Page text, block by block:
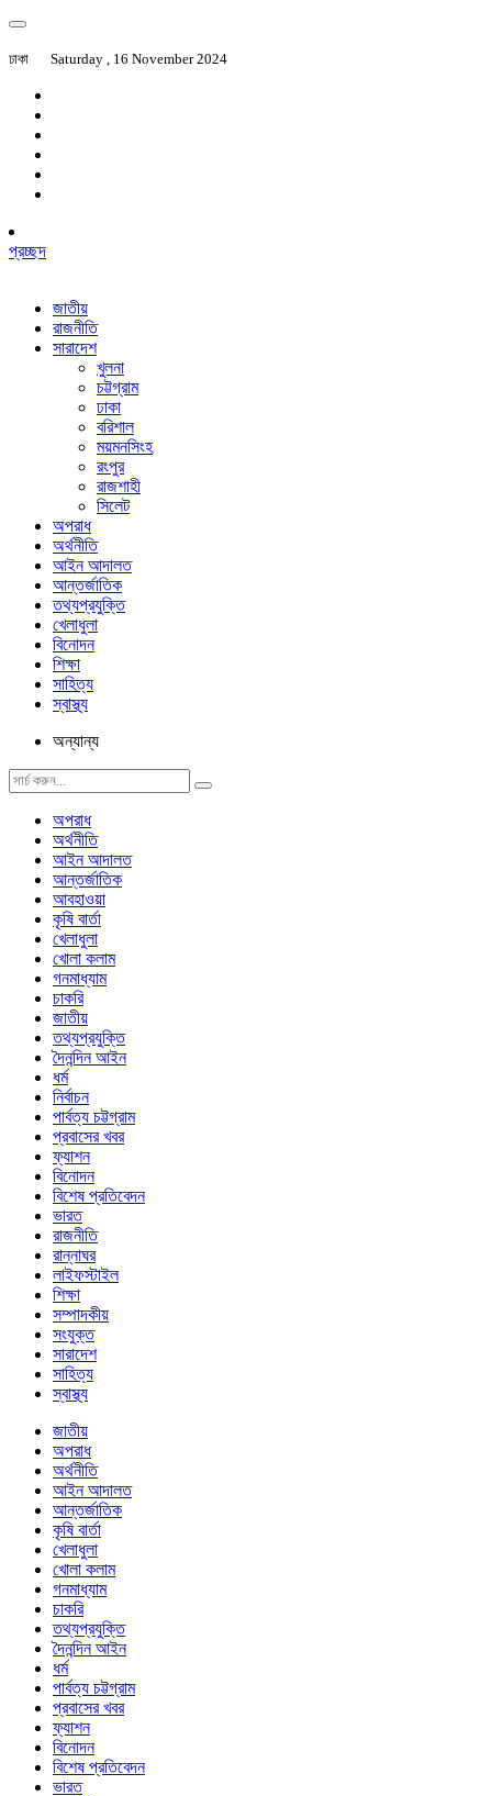
ঢাকা Saturday , 16 November 2024
প্রচ্ছদ
জাতীয়
রাজনীতি
সারাদেশ
খুলনা
চট্টগ্রাম
ঢাকা
বরিশাল
ময়মনসিংহ
রংপুর
রাজশাহী
সিলেট
অপরাধ
অর্থনীতি
আইন আদালত
আন্তর্জাতিক
তথ্যপ্রযুক্তি
খেলাধুলা
বিনোদন
শিক্ষা
সাহিত্য
স্বাস্থ্য
অন্যান্য
অপরাধ
অর্থনীতি
আইন আদালত
আন্তর্জাতিক
আবহাওয়া
কৃষি বার্তা
খেলাধুলা
খোলা কলাম
গনমাধ্যাম
চাকরি
জাতীয়
তথ্যপ্রযুক্তি
দৈনন্দিন আইন
ধর্ম
নির্বাচন
পার্বত্য চট্টগ্রাম
প্রবাসের খবর
ফ্যাশন
বিনোদন
বিশেষ প্রতিবেদন
ভারত
রাজনীতি
রান্নাঘর
লাইফস্টাইল
শিক্ষা
সম্পাদকীয়
সংযুক্ত
সারাদেশ
সাহিত্য
স্বাস্থ্য
জাতীয়
অপরাধ
অর্থনীতি
আইন আদালত
আন্তর্জাতিক
কৃষি বার্তা
খেলাধুলা
খোলা কলাম
গনমাধ্যাম
চাকরি
তথ্যপ্রযুক্তি
দৈনন্দিন আইন
ধর্ম
পার্বত্য চট্টগ্রাম
প্রবাসের খবর
ফ্যাশন
বিনোদন
বিশেষ প্রতিবেদন
ভারত